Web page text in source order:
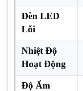
Đèn LED
Lỗi
Nhiệt Độ
Hoạt Động
Độ Ẩm